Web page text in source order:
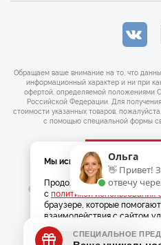
Обращаем ваше внимание на то, что
информационный характер и ни при
офертой, определяемой положениями
Российской Федерации. Для
стоимости указанных товаров,
с помощью специальной формы
ЗАКАЗАТЬ
© 2026 Официальный
Разработка
Мы используем Cookies
Продолжая использовать
с политикой использования
браузере, которые
взаимодействия с сайтом
Согласен со всеми
Ольга
👋 Привет!
отвечу